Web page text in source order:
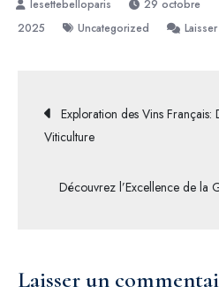
29 octobre
2025
Uncategorized
Navigation
l’article
Exploration des Vins Français:
Viticulture
Découvrez l’Excellence de la
Laisser un